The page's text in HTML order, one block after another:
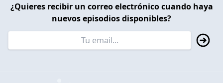
¿Quieres recibir un correo electrónico cuando haya
nuevos episodios disponibles?